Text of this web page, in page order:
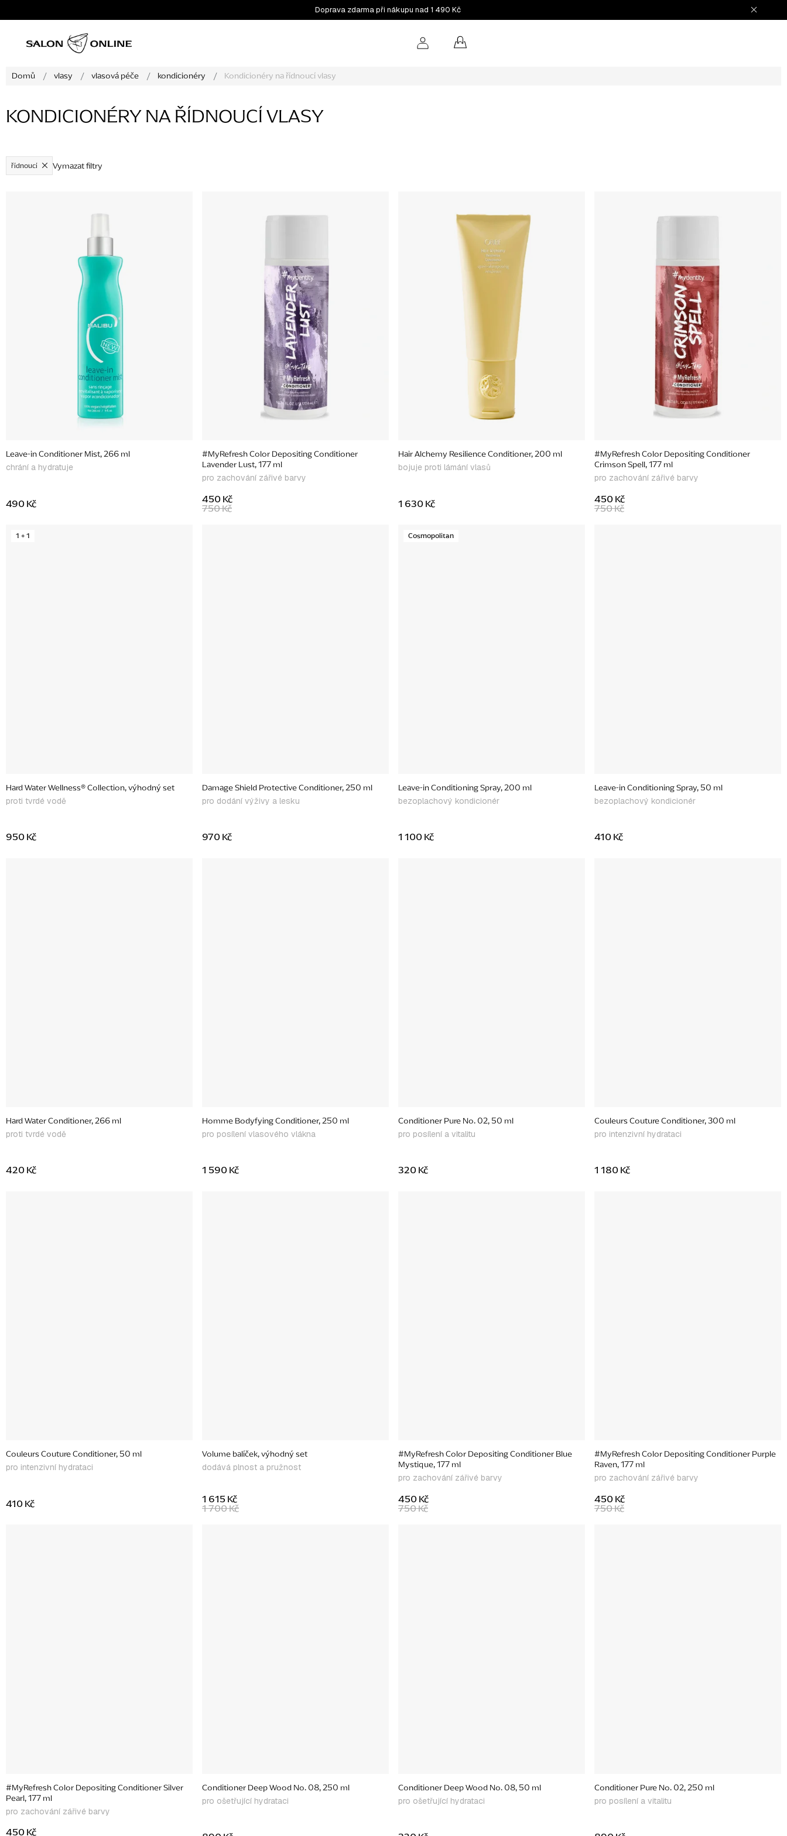
na
Doprava zdarma při nákupu nad 1 490 Kč
NÁKUPNÍ
KOŠÍK
Domů
/ vlasy / vlasová péče / kondicionéry / Kondicionéry na řídnoucí vlasy
KONDICIONÉRY NA ŘÍDNOUCÍ VLASY
řídnoucí Vymazat filtry
Leave-in Conditioner Mist, 266 ml
chrání a hydratuje
490 Kč
#MyRefresh Color Depositing Conditioner
Lavender Lust, 177 ml
pro zachování zářivé barvy
750 Kč
450 Kč
Hair Alchemy Resilience Conditioner, 200 ml
bojuje proti lámání vlasů
1 630 Kč
#MyRefresh Color Depositing Conditioner
Crimson Spell, 177 ml
pro zachování zářivé barvy
750 Kč
450 Kč
1 + 1
Hard Water Wellness® Collection, výhodný set
proti tvrdé vodě
950 Kč
Damage Shield Protective Conditioner, 250 ml
pro dodání výživy a lesku
970 Kč
Cosmopolitan
Leave-in Conditioning Spray, 200 ml
bezoplachový kondicionér
1 100 Kč
Leave-in Conditioning Spray, 50 ml
bezoplachový kondicionér
410 Kč
Hard Water Conditioner, 266 ml
proti tvrdé vodě
420 Kč
Homme Bodyfying Conditioner, 250 ml
pro posílení vlasového vlákna
1 590 Kč
Conditioner Pure No. 02, 50 ml
pro posílení a vitalitu
320 Kč
Couleurs Couture Conditioner, 300 ml
pro intenzivní hydrataci
1 180 Kč
Couleurs Couture Conditioner, 50 ml
pro intenzivní hydrataci
410 Kč
Volume balíček, výhodný set
dodává plnost a pružnost
1 700 Kč
1 615 Kč
#MyRefresh Color Depositing Conditioner Blue
Mystique, 177 ml
pro zachování zářivé barvy
750 Kč
450 Kč
#MyRefresh Color Depositing Conditioner Purple
Raven, 177 ml
pro zachování zářivé barvy
750 Kč
450 Kč
#MyRefresh Color Depositing Conditioner Silver
Pearl, 177 ml
pro zachování zářivé barvy
450 Kč
Conditioner Deep Wood No. 08, 250 ml
pro ošetřující hydrataci
Conditioner Deep Wood No. 08, 50 ml
pro ošetřující hydrataci
Conditioner Pure No. 02, 250 ml
pro posílení a vitalitu